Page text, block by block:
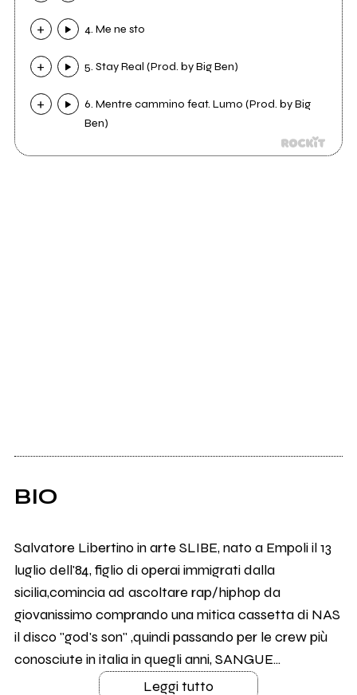
4. Me ne sto
5. Stay Real (Prod. by Big Ben)
6. Mentre cammino feat. Lumo (Prod. by Big
Ben)
BIO
Salvatore Libertino in arte SLIBE, nato a Empoli il 13
luglio dell'84, figlio di operai immigrati dalla
sicilia,comincia ad ascoltare rap/hiphop da
giovanissimo comprando una mitica cassetta di NAS
il disco ''god's son'' ,quindi passando per le crew più
conosciute in italia in quegli anni, SANGUE...
Leggi tutto